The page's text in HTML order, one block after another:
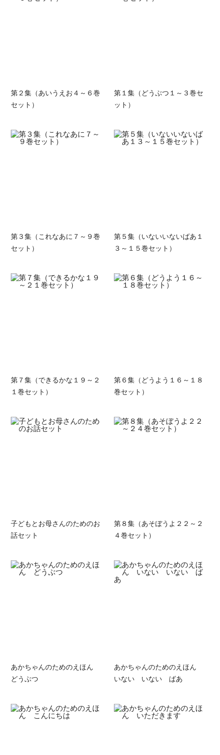
第２集（あいうえお４～６巻
セット）
第１集（どうぶつ１～３巻セ
ット）
第３集（これなあに７～９巻
セット）
第５集（いないいないばあ１
３～１５巻セット）
第７集（できるかな１９～２
１巻セット）
第６集（どうよう１６～１８
巻セット）
子どもとお母さんのためのお
話セット
第８集（あそぼうよ２２～２
４巻セット）
あかちゃんのためのえほん
どうぶつ
あかちゃんのためのえほん
いない いない ばあ